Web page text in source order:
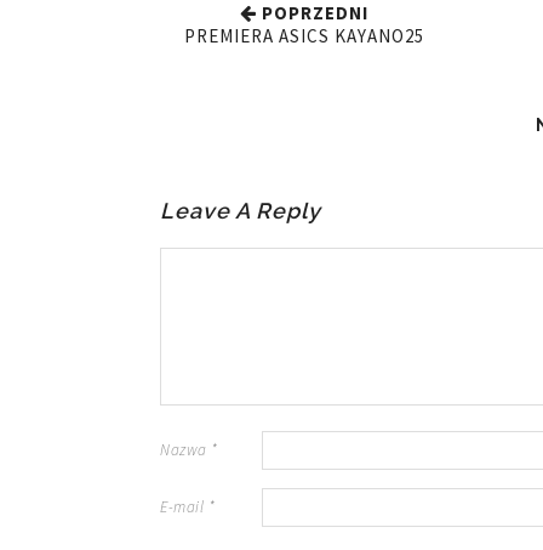
POPRZEDNI
PREMIERA ASICS KAYANO25
Leave A Reply
Nazwa *
E-mail *